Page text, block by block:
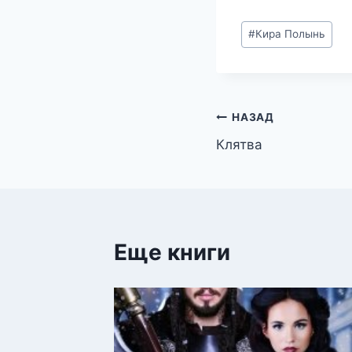
Метки
записи:
#Кира Полынь
Навигация
по
НАЗАД
Клятва
Еще книги